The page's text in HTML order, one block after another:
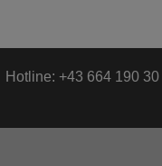
Hotline: +43 664 190